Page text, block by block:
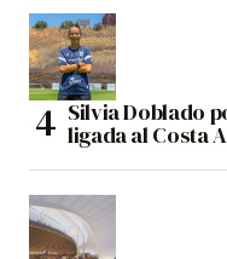
Silvia Doblado
ligada al Costa